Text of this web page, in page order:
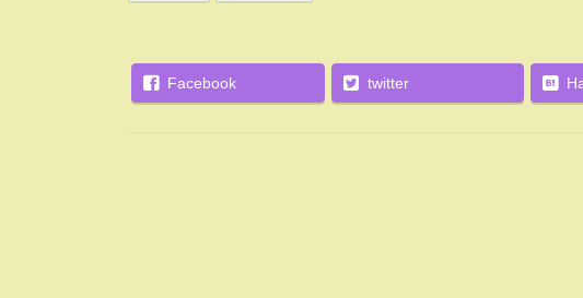
Facebook twitter